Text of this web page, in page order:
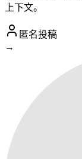
上下文。
匿名投稿
→